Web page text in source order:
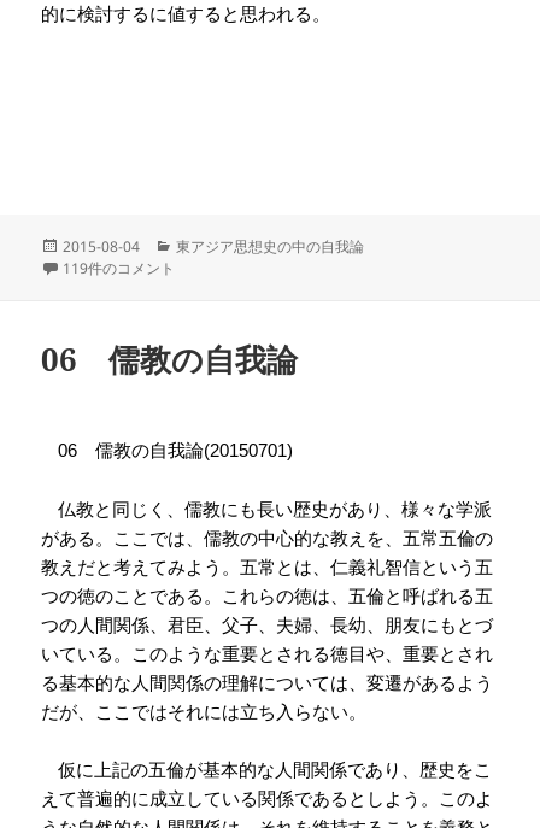
的に検討するに値すると思われる。
投
稿
2015-08-04
カ
東アジア思想史の中の自我論
08 規範の生成について への
119件のコメント
06 儒教の自我論
06 儒教の自我論(20150701)
仏教と同じく、儒教にも長い歴史があり、様々な学派
がある。ここでは、儒教の中心的な教えを、五常五倫の
教えだと考えてみよう。五常とは、仁義礼智信という五
つの徳のことである。これらの徳は、五倫と呼ばれる五
つの人間関係、君臣、父子、夫婦、長幼、朋友にもとづ
いている。このような重要とされる徳目や、重要とされ
る基本的な人間関係の理解については、変遷があるよう
だが、ここではそれには立ち入らない。
仮に上記の五倫が基本的な人間関係であり、歴史をこ
えて普遍的に成立している関係であるとしよう。このよ